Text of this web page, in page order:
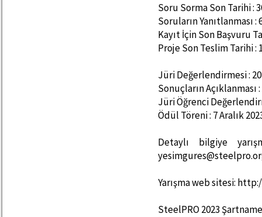
Soru Sorma Son Tarihi :
Soruların Yanıtlanması :
Kayıt İçin Son Başvuru
Proje Son Teslim Tarihi :
Jüri Değerlendirmesi :
Sonuçların Açıklanması
Jüri Öğrenci
Ödül Töreni : 7 Aralık
Detaylı bilgiye
Yarışma web sitesi:
SteelPRO 2023